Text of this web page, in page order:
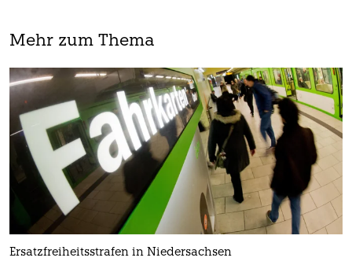
Mehr zum Thema
Ersatzfreiheitsstrafen in Niedersachsen